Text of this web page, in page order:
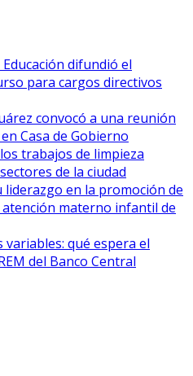
difundió el
para cargos directivos
convocó a una reunión
Casa de Gobierno
trabajos de limpieza
de la ciudad
liderazgo en la promoción de
materno infantil de
qué espera el
del Banco Central